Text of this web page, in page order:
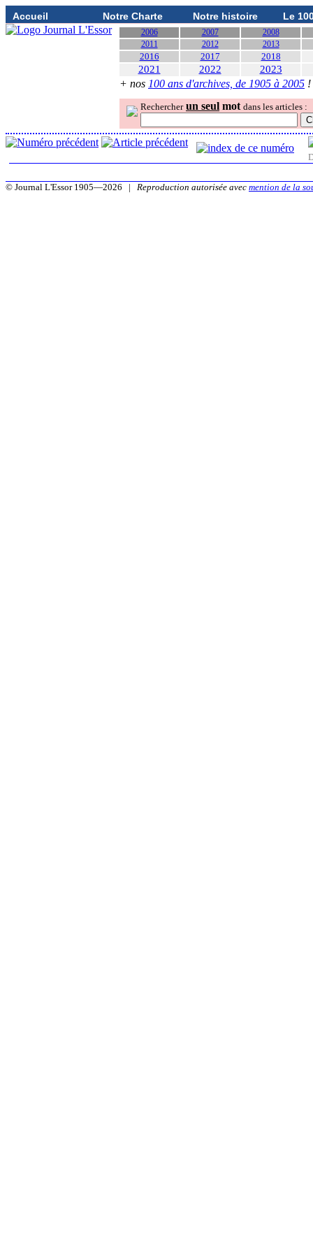
Accueil Notre Charte Notre histoire Le
2006 2007
2008
2011
2012 2013
2016 2017 2018
2021 2022 2023
+ nos 100 ans d'archives, de 1905 à 2005 !
Rechercher un seul mot dans les articles :
© Journal L'Essor 1905—2026 | Reproduction autorisée avec mention de la